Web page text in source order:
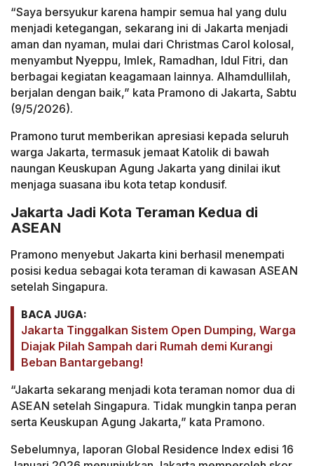
“Saya bersyukur karena hampir semua hal yang dulu
menjadi ketegangan, sekarang ini di Jakarta menjadi
aman dan nyaman, mulai dari Christmas Carol kolosal,
menyambut Nyeppu, Imlek, Ramadhan, Idul Fitri, dan
berbagai kegiatan keagamaan lainnya. Alhamdullilah,
berjalan dengan baik,” kata Pramono di Jakarta, Sabtu
(9/5/2026).
Pramono turut memberikan apresiasi kepada seluruh
warga Jakarta, termasuk jemaat Katolik di bawah
naungan Keuskupan Agung Jakarta yang dinilai ikut
menjaga suasana ibu kota tetap kondusif.
Jakarta Jadi Kota Teraman Kedua di
ASEAN
Pramono menyebut Jakarta kini berhasil menempati
posisi kedua sebagai kota teraman di kawasan ASEAN
setelah Singapura.
BACA JUGA:
Jakarta Tinggalkan Sistem Open Dumping, Warga
Diajak Pilah Sampah dari Rumah demi Kurangi
Beban Bantargebang!
“Jakarta sekarang menjadi kota teraman nomor dua di
ASEAN setelah Singapura. Tidak mungkin tanpa peran
serta Keuskupan Agung Jakarta,” kata Pramono.
Sebelumnya, laporan Global Residence Index edisi 16